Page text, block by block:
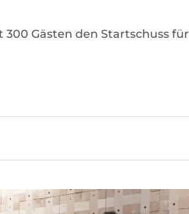
Gästen den Startschuss für